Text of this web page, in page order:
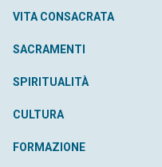
VITA CONSACRATA
SACRAMENTI
SPIRITUALITÀ
CULTURA
FORMAZIONE